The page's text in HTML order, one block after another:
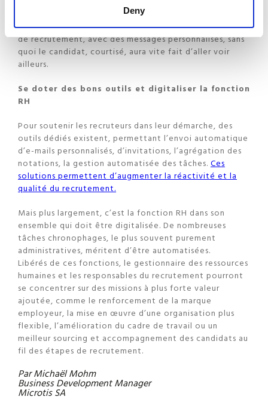
Deny
Il est aussi essentiel de mettre en œuvre une
communication réactive à chaque étape du processus
de recrutement, avec des messages personnalisés, sans
quoi le candidat, courtisé, aura vite fait d’aller voir
ailleurs.
Se doter des bons outils et digitaliser la fonction
RH
Pour soutenir les recruteurs dans leur démarche, des
outils dédiés existent, permettant l’envoi automatique
d’e-mails personnalisés, d’invitations, l’agrégation des
notations, la gestion automatisée des tâches. Ces
solutions permettent d’augmenter la réactivité et la
qualité du recrutement.
Mais plus largement, c’est la fonction RH dans son
ensemble qui doit être digitalisée. De nombreuses
tâches chronophages, le plus souvent purement
administratives, méritent d’être automatisées.
Libérés de ces fonctions, le gestionnaire des ressources
humaines et les responsables du recrutement pourront
se concentrer sur des missions à plus forte valeur
ajoutée, comme le renforcement de la marque
employeur, la mise en œuvre d’une organisation plus
flexible, l’amélioration du cadre de travail ou un
meilleur sourcing et accompagnement des candidats au
fil des étapes de recrutement.
Par Michaël Mohm
Business Development Manager
Microtis SA